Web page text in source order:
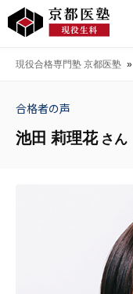
現役合格専門塾 京都医塾 »
合格者の声
池田 莉理花さん